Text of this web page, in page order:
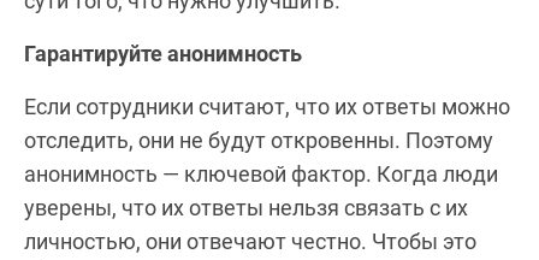
Гарантируйте анонимность
Если сотрудники считают, что их ответы можно
отследить, они не будут откровенны. Поэтому
анонимность — ключевой фактор. Когда люди
уверены, что их ответы нельзя связать с их
личностью, они отвечают честно. Чтобы это